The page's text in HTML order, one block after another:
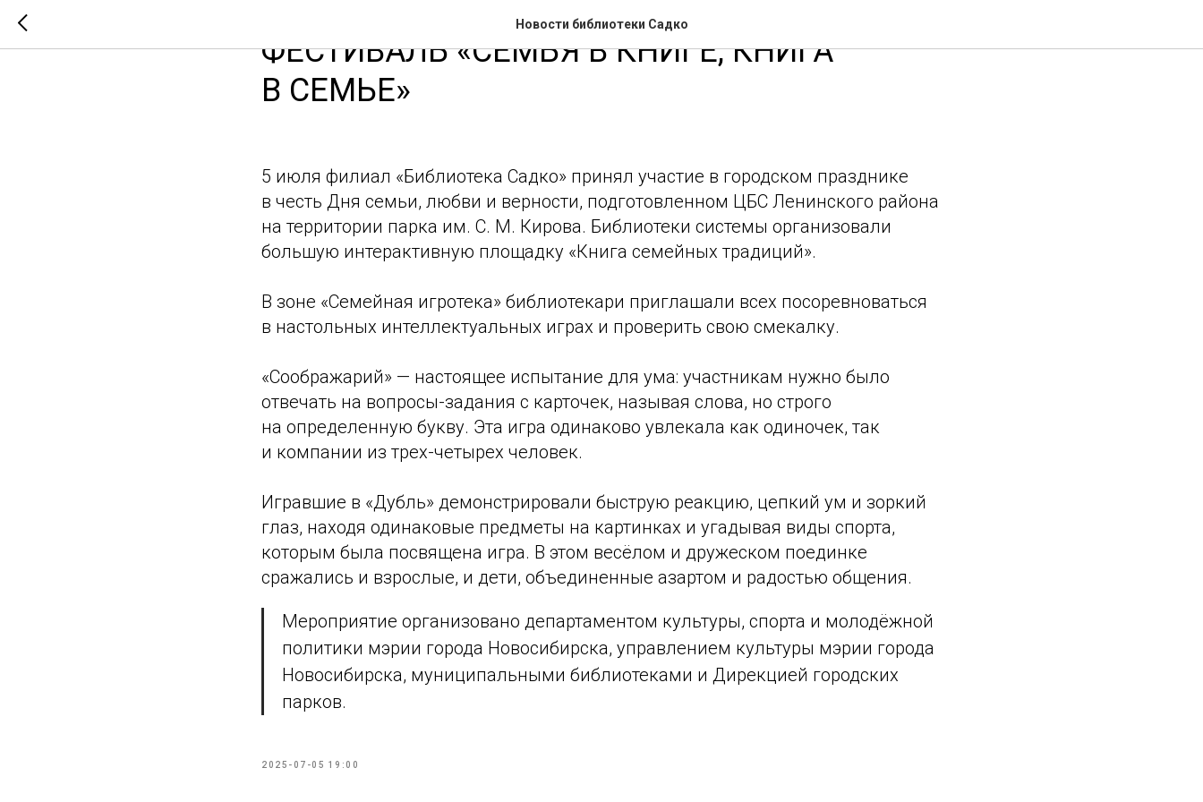
Новости библиотеки Садко
ФЕСТИВАЛЬ «СЕМЬЯ В КНИГЕ, КНИГА
В СЕМЬЕ»
5 июля филиал «Библиотека Садко» принял участие в городском празднике
в честь Дня семьи, любви и верности, подготовленном ЦБС Ленинского района
на территории парка им. С. М. Кирова. Библиотеки системы организовали
большую интерактивную площадку «Книга семейных традиций».
В зоне «Семейная игротека» библиотекари приглашали всех посоревноваться
в настольных интеллектуальных играх и проверить свою смекалку.
«Соображарий» — настоящее испытание для ума: участникам нужно было
отвечать на вопросы-задания с карточек, называя слова, но строго
на определенную букву. Эта игра одинаково увлекала как одиночек, так
и компании из трех-четырех человек.
Игравшие в «Дубль» демонстрировали быструю реакцию, цепкий ум и зоркий
глаз, находя одинаковые предметы на картинках и угадывая виды спорта,
которым была посвящена игра. В этом весёлом и дружеском поединке
сражались и взрослые, и дети, объединенные азартом и радостью общения.
Мероприятие организовано департаментом культуры, спорта и молодёжной
политики мэрии города Новосибирска, управлением культуры мэрии города
Новосибирска, муниципальными библиотеками и Дирекцией городских
парков.
2025-07-05 19:00